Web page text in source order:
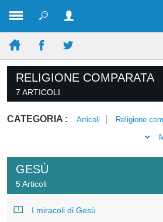
RELIGIONE COMPARATA
7 ARTICOLI
CATEGORIA : Articoli
Religione
GESÙ
5 Articoli
I miracoli di Gesù